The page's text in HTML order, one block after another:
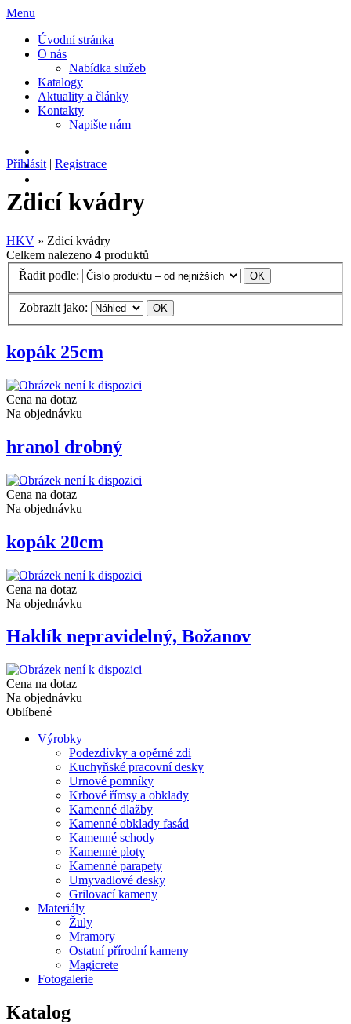
Menu
Úvodní stránka
O nás
Nabídka služeb
Katalogy
Aktuality a články
Kontakty
Napište nám
Přihlásit | Registrace
Zdicí kvádry
HKV » Zdicí kvádry
Celkem nalezeno 4 produktů
Řadit podle:
Zobrazit jako:
kopák 25cm
Cena na dotaz
Na objednávku
hranol drobný
Cena na dotaz
Na objednávku
kopák 20cm
Cena na dotaz
Na objednávku
Haklík nepravidelný, Božanov
Cena na dotaz
Na objednávku
Oblíbené
Výrobky
Podezdívky a opěrné zdi
Kuchyňské pracovní desky
Urnové pomníky
Krbové římsy a obklady
Kamenné dlažby
Kamenné obklady fasád
Kamenné schody
Kamenné ploty
Kamenné parapety
Umyvadlové desky
Grilovací kameny
Materiály
Žuly
Mramory
Ostatní přírodní kameny
Magicrete
Fotogalerie
Katalog